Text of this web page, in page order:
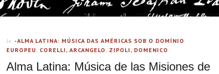
In -ALMA LATINA: MÚSICA DAS AMÉRICAS SOB O DOMÍNIO
EUROPEU , CORELLI, ARCANGELO , ZIPOLI, DOMENICO
Alma Latina: Música de las Misiones de